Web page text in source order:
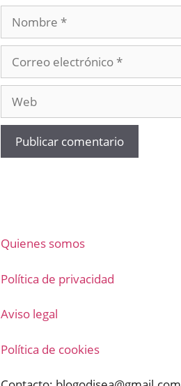
Nombre
electrónico
Quienes somos
Política de privacidad
Aviso legal
Política de cookies